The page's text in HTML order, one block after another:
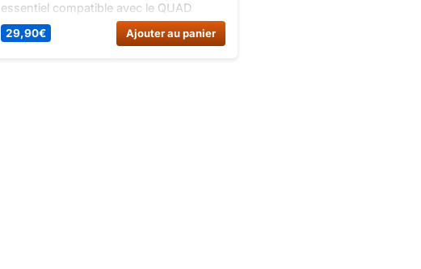
essentiel compatible avec le QUAD
KAYO AU200 T3B. Commandez dès
maintenant sur Dirt Bike France à un prix
29,90€ Ajouter au panier